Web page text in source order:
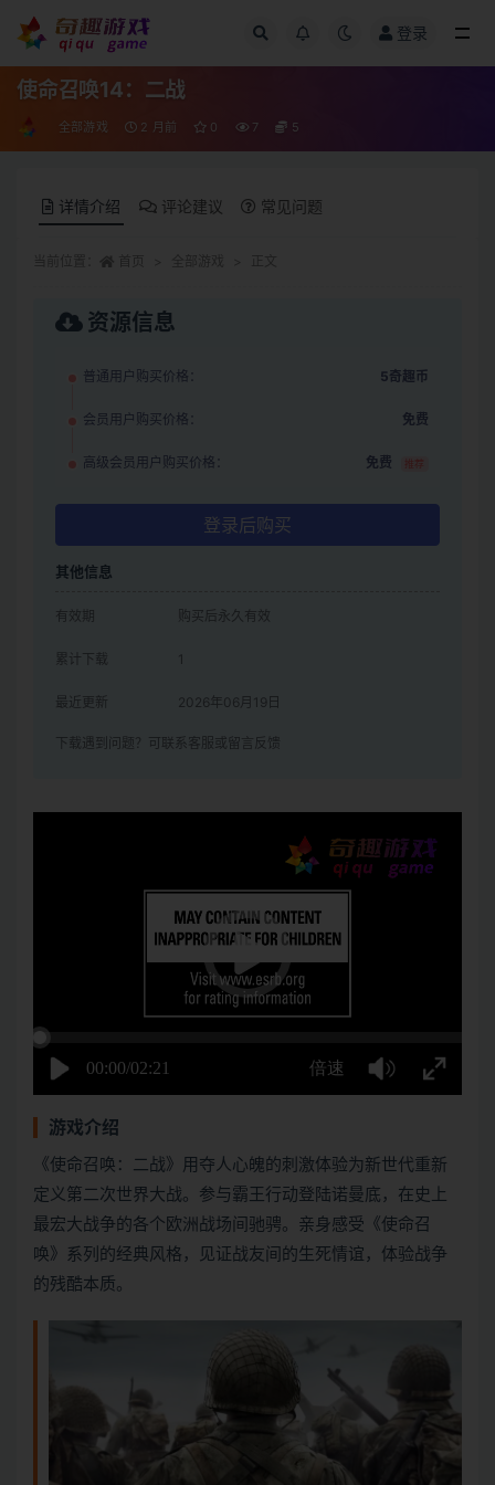
登录
使命召唤14：二战
全部游戏 2 月前 0 7 5
详情介绍 评论建议 常见问题
资源信息
普通用户购买价格： 5奇趣币
会员用户购买价格： 免费
高级会员用户购买价格： 免费 推荐
登录后购买
其他信息
有效期 购买后永久有效
累计下载 1
最近更新 2026年06月19日
下载遇到问题？可联系客服或留言反馈
游戏介绍
《使命召唤：二战》用夺人心魄的刺激体验为新世代重新
定义第二次世界大战。参与霸王行动登陆诺曼底，在史上
最宏大战争的各个欧洲战场间驰骋。亲身感受《使命召
唤》系列的经典风格，见证战友间的生死情谊，体验战争
的残酷本质。